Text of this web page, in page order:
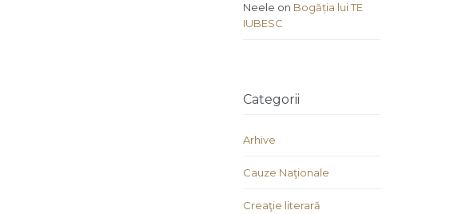
Neele on Bogăția lui TE
IUBESC
Categorii
Arhive
Cauze Naţionale
Creaţie literară